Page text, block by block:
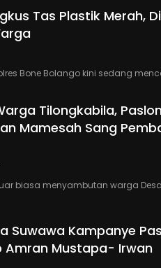
Tas Plastik Merah,
Bone Bolango kini sedang
Tilongkabila,
Mamesah Sang
biasa menyambutan warga Desa
Suwawa Kampanye
Amran Mustapa- Irwan